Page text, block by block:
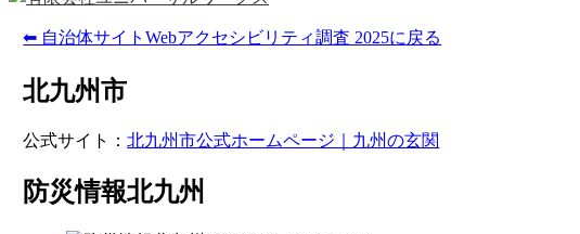
⬅ 自治体サイトWebアクセシビリティ調査 2025に戻る
北九州市
公式サイト：北九州市公式ホームページ｜九州の玄関
防災情報北九州